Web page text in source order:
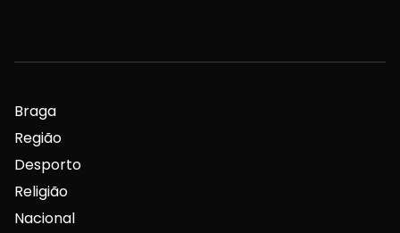
Braga
Região
Desporto
Religião
Nacional